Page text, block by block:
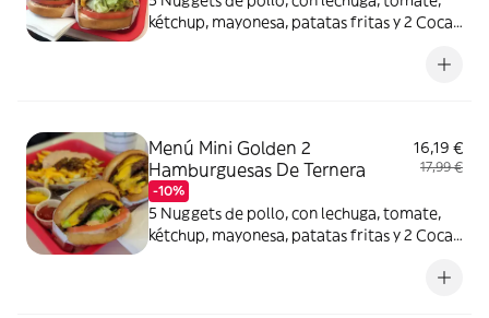
kétchup, mayonesa, patatas fritas y 2 Coca-
Menú Mini Golden 2
Hamburguesas De Ternera
-10%
16,19 €
17,99 €
5 Nuggets de pollo, con lechuga, tomate,
kétchup, mayonesa, patatas fritas y 2 Coca-